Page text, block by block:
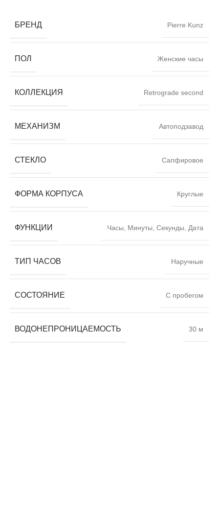
БРЕНД Pierre Kunz
ПОЛ Женские часы
КОЛЛЕКЦИЯ Retrograde second
МЕХАНИЗМ Автоподзавод
СТЕКЛО Сапфировое
ФОРМА КОРПУСА Круглые
ФУНКЦИИ Часы, Минуты, Секунды, Дата
ТИП ЧАСОВ Наручные
СОСТОЯНИЕ С пробегом
ВОДОНЕПРОНИЦАЕМОСТЬ 30 м